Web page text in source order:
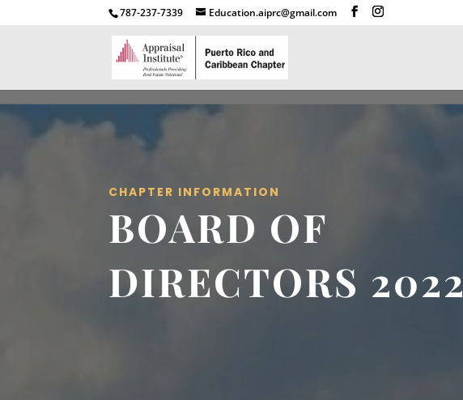
787-237-7339 Education.aiprc@gmail.com
CHAPTER INFORMATION
BOARD OF
DIRECTORS 2022